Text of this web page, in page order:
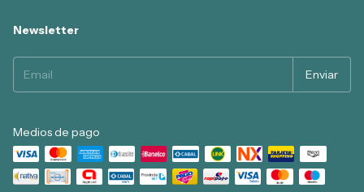
Newsletter
Medios de pago